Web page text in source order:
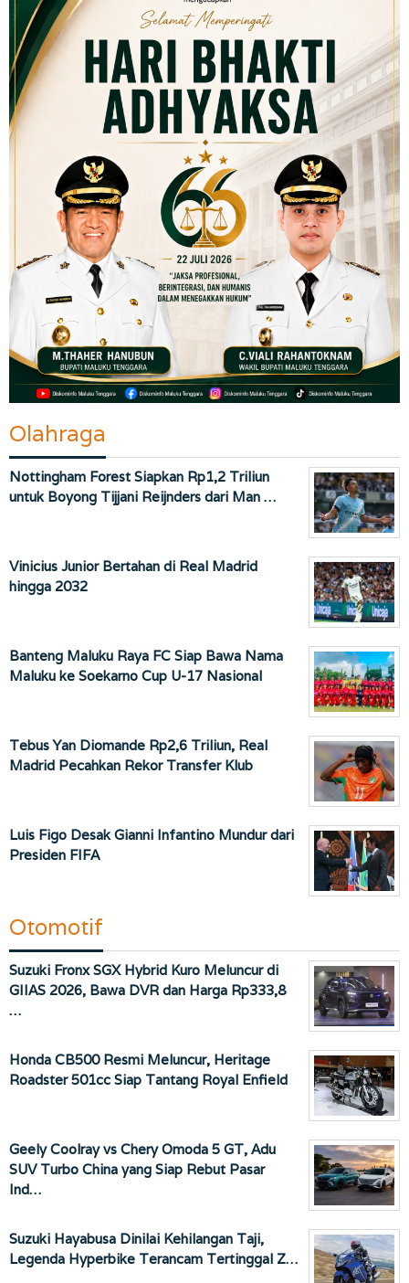
Olahraga
Nottingham Forest Siapkan Rp1,2 Triliun
untuk Boyong Tijjani Reijnders dari Man …
Vinicius Junior Bertahan di Real Madrid
hingga 2032
Banteng Maluku Raya FC Siap Bawa Nama
Maluku ke Soekarno Cup U-17 Nasional
Tebus Yan Diomande Rp2,6 Triliun, Real
Madrid Pecahkan Rekor Transfer Klub
Luis Figo Desak Gianni Infantino Mundur dari
Presiden FIFA
Otomotif
Suzuki Fronx SGX Hybrid Kuro Meluncur di
GIIAS 2026, Bawa DVR dan Harga Rp333,8
…
Honda CB500 Resmi Meluncur, Heritage
Roadster 501cc Siap Tantang Royal Enfield
Geely Coolray vs Chery Omoda 5 GT, Adu
SUV Turbo China yang Siap Rebut Pasar
Ind…
Suzuki Hayabusa Dinilai Kehilangan Taji,
Legenda Hyperbike Terancam Tertinggal Z…